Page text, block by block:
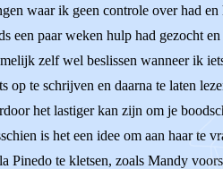
waar ik geen controle over had
een paar weken hulp had gezocht
zelf wel beslissen wanneer ik
op te schrijven en daarna te laten
het lastiger kan zijn om je
is het een idee om aan haar te
Pinedo te kletsen, zoals Mandy